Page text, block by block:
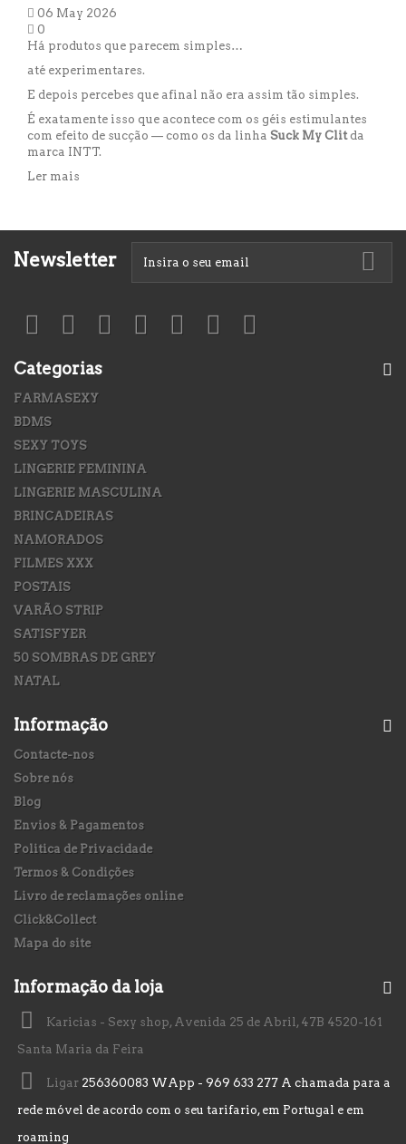
06 May 2026
0
Há produtos que parecem simples…
até experimentares.
E depois percebes que afinal não era assim tão simples.
É exatamente isso que acontece com os géis estimulantes
com efeito de sucção — como os da linha Suck My Clitda
marca INTT.
Ler mais
Newsletter
Categorias
FARMASEXY
BDMS
SEXY TOYS
LINGERIE FEMININA
LINGERIE MASCULINA
BRINCADEIRAS
NAMORADOS
FILMES XXX
POSTAIS
VARÃO STRIP
SATISFYER
50 SOMBRAS DE GREY
NATAL
Informação
Contacte-nos
Sobre nós
Blog
Envios & Pagamentos
Politica de Privacidade
Termos & Condições
Livro de reclamações online
Click&Collect
Mapa do site
Informação da loja
Karicias - Sexy shop, Avenida 25 de Abril, 47B 4520-161
Santa Maria da Feira
Ligar 256360083 WApp - 969 633 277 A chamada para a
rede móvel de acordo com o seu tarifario, em Portugal e em
roaming